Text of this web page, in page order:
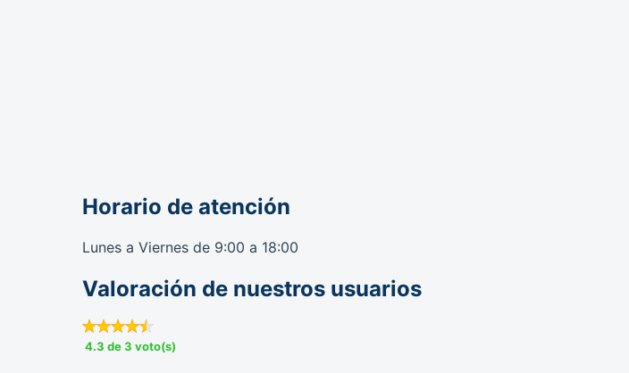
Horario de atención
Lunes a Viernes de 9:00 a 18:00
Valoración de nuestros usuarios
4.3 de 3 voto(s)